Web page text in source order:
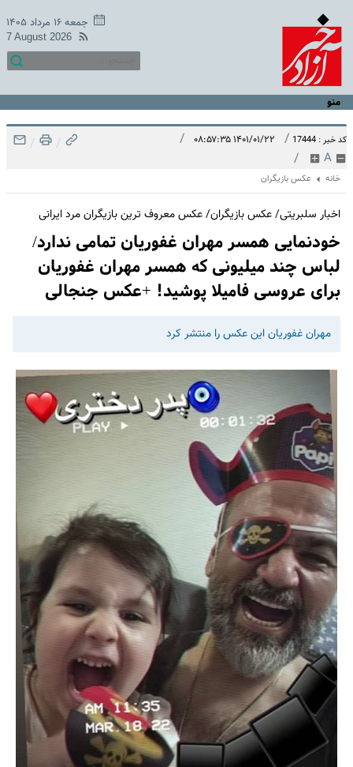
جمعه ۱۶ مرداد ۱۴۰۵
7 August 2026
منو
کد خبر : 17444 / ۱۴۰۱/۰۱/۲۲ ۰۸:۵۷:۳۵ /
A
/
/
/
خانه عکس بازیگران
اخبار سلبریتی/ عکس بازیگران/ عکس معروف ترین بازیگران مرد ایرانی
خودنمایی همسر مهران غفوریان تمامی ندارد/
لباس چند میلیونی که همسر مهران غفوریان
برای عروسی فامیلا پوشید! +عکس جنجالی
مهران غفوریان این عکس را منتشر کرد